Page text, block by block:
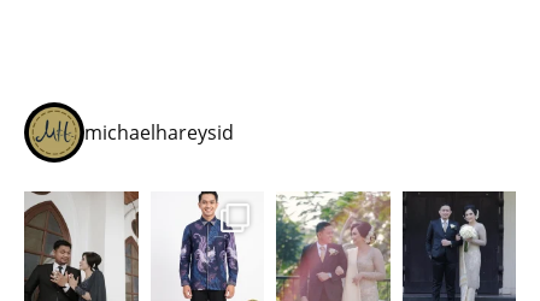
michaelhareysid